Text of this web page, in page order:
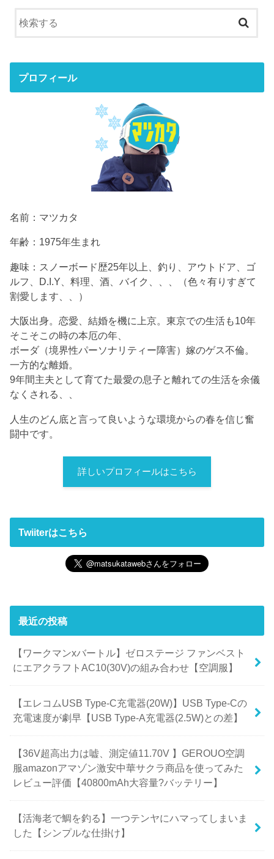
プロフィール
名前：マツカタ
年齢：1975年生まれ
趣味：スノーボード歴25年以上、釣り、アウトドア、ゴ
ルフ、D.I.Y、料理、酒、バイク、、、（色々有りすぎて
割愛します、、）
大阪出身。恋愛、結婚を機に上京。東京での生活も10年
そこそこの時の本厄の年、
ボーダ（境界性パーソナリティー障害）嫁のゲス不倫。
一方的な離婚。
9年間主夫として育てた最愛の息子と離れての生活を余儀
なくされる、、
人生のどん底と言って良いような環境からの春を信じ奮
闘中です。
詳しいプロフィールはこちら
Twiiterはこちら
最近の投稿
【ワークマンxバートル】ゼロステージ ファンベスト
にエアクラフトAC10(30V)の組み合わせ【空調服】
【エレコムUSB Type-C充電器(20W)】USB Type-Cの
充電速度が劇早【USB Type-A充電器(2.5W)との差】
【36V超高出力は嘘、測定値11.70V 】GEROUO空調
服amazonアマゾン激安中華サクラ商品を使ってみた
レビュー評価【40800mAh大容量?バッテリー】
【活海老で鯛を釣る】一つテンヤにハマってしまいま
した【シンプルな仕掛け】